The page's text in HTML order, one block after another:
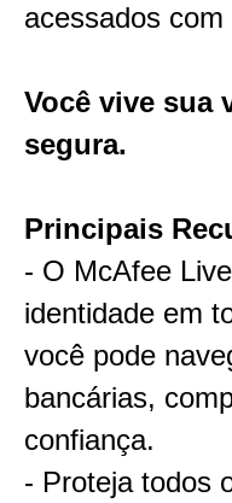
acessados
Você vive sua
segura.
Principais
- O McAfee
identidade em
você pode
bancárias,
confiança.
- Proteja todos